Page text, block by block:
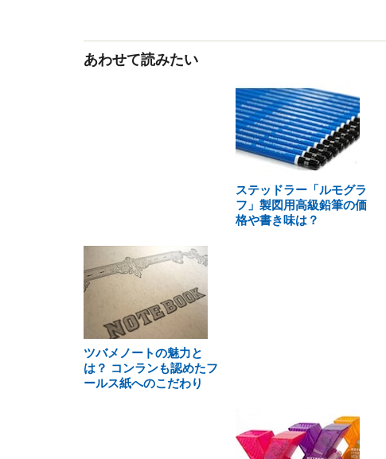
あわせて読みたい
ステッドラー「ルモグラ
フ」製図用高級鉛筆の価
格や書き味は？
ツバメノートの魅力と
は？ コンランも認めたフ
ールス紙へのこだわり